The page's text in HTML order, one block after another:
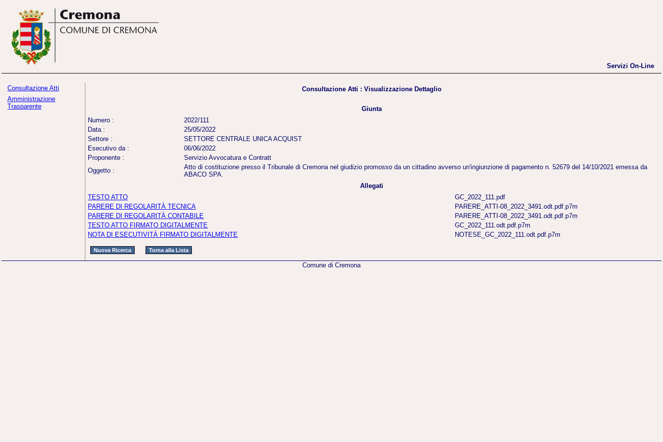
Servizi On-Line
Consultazione Atti : Visualizzazione Dettaglio
Giunta
Numero :
2022/111
Data :
25/05/2022
Settore :
SETTORE CENTRALE UNICA ACQUIST
Esecutivo da :
06/06/2022
Proponente :
Servizio Avvocatura e Contratt
Oggetto :
Atto di costituzione presso il Tribunale di Cremona nel giudizio promosso da un cittadino avverso un'ingiunzione di pagamento n. 52679 del 14/10/2021 emessa da
ABACO SPA.
Allegati
TESTO ATTO
GC_2022_111.pdf
PARERE DI REGOLARITÀ TECNICA
PARERE_ATTI-08_2022_3491.odt.pdf.p7m
PARERE DI REGOLARITÀ CONTABILE
PARERE_ATTI-08_2022_3491.odt.pdf.p7m
TESTO ATTO FIRMATO DIGITALMENTE
GC_2022_111.odt.pdf.p7m
NOTA DI ESECUTIVITÀ FIRMATO DIGITALMENTE
NOTESE_GC_2022_111.odt.pdf.p7m
Consultazione Atti
Amministrazione
Trasparente
Comune di Cremona